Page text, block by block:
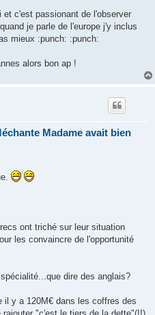
et c'est passionant de l'observer
je parle de l'europe j'y inclus
mieux :punch: :punch:
alors bon ap !
Madame avait bien
ont triché sur leur situation
les convaincre de l'opportunité
dire des anglais?
il y a 120M€ dans les coffres des